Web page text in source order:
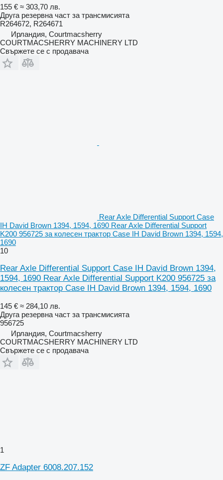
155 € ≈ 303,70 лв.
Друга резервна част за трансмисията
R264672, R264671
Ирландия, Courtmacsherry
COURTMACSHERRY MACHINERY LTD
Свържете се с продавача
Rear Axle Differential Support Case
IH David Brown 1394, 1594, 1690 Rear Axle Differential Support
K200 956725 за колесен трактор Case IH David Brown 1394, 1594,
1690
10
Rear Axle Differential Support Case IH David Brown 1394,
1594, 1690 Rear Axle Differential Support K200 956725 за
колесен трактор Case IH David Brown 1394, 1594, 1690
145 € ≈ 284,10 лв.
Друга резервна част за трансмисията
956725
Ирландия, Courtmacsherry
COURTMACSHERRY MACHINERY LTD
Свържете се с продавача
1
ZF Adapter 6008.207.152